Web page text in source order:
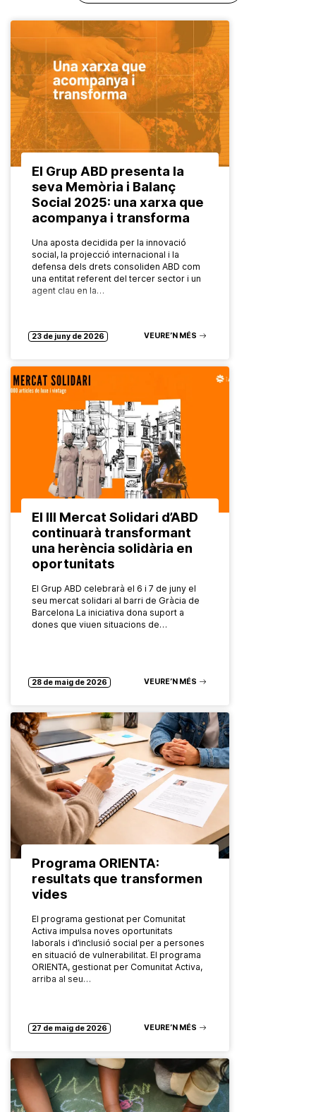
El Grup ABD presenta la
seva Memòria i Balanç
Social 2025: una xarxa que
acompanya i transforma
Una aposta decidida per la innovació
social, la projecció internacional i la
defensa dels drets consoliden ABD com
una entitat referent del tercer sector i un
agent clau en la…
23 de juny de 2026 VEURE’N MÉS
El III Mercat Solidari d’ABD
continuarà transformant
una herència solidària en
oportunitats
El Grup ABD celebrarà el 6 i 7 de juny el
seu mercat solidari al barri de Gràcia de
Barcelona La iniciativa dona suport a
dones que viuen situacions de…
28 de maig de 2026 VEURE’N MÉS
Programa ORIENTA:
resultats que transformen
vides
El programa gestionat per Comunitat
Activa impulsa noves oportunitats
laborals i d’inclusió social per a persones
en situació de vulnerabilitat. El programa
ORIENTA, gestionat per Comunitat Activa,
arriba al seu…
27 de maig de 2026 VEURE’N MÉS